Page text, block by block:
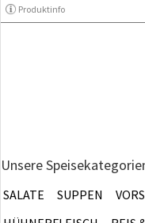
Produktinfo
Unsere
SALATE SUPPEN